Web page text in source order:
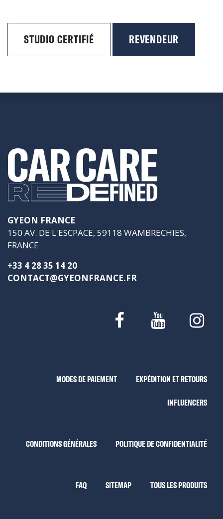
STUDIO CERTIFIÉ REVENDEUR
GYEON FRANCE
150 AV. DE L'ESCPACE, 59118 WAMBRECHIES,
FRANCE
+33 4 28 35 14 20
CONTACT@GYEONFRANCE.FR
MODES DE PAIEMENT EXPÉDITION ET RETOURS
INFLUENCERS
CONDITIONS GÉNÉRALES POLITIQUE DE CONFIDENTIALITÉ
FAQ SITEMAP TOUS LES PRODUITS